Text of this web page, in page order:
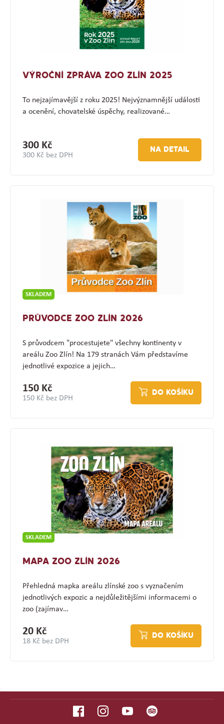
VÝROČNÍ ZPRÁVA ZOO ZLÍN 2025
To nejzajímavější z roku 2025! Nejvýznamnější události
a ocenění, chovatelské úspěchy, realizované…
300 Kč
300 Kč bez DPH
NA DETAIL
SKLADEM
PRŮVODCE ZOO ZLÍN 2026
S průvodcem "procestujete" všechny kontinenty v
areálu Zoo Zlín! Na 179 stranách Vám představíme
jednotlivé expozice a jejich…
150 Kč
150 Kč bez DPH
DO KOŠÍKU
SKLADEM
MAPA ZOO ZLÍN 2026
Přehledná mapka areálu zlínské zoo s vyznačením
jednotlivých expozic a nejdůležitějšími informacemi o
zoo (zajímav…
20 Kč
18 Kč bez DPH
DO KOŠÍKU